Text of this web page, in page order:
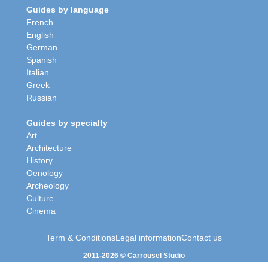
Guides by language
French
English
German
Spanish
Italian
Greek
Russian
Guides by specialty
Art
Architecture
History
Oenology
Archeology
Culture
Cinema
Term & ConditionsLegal informationContact us
2011-2026 © Carrousel Studio